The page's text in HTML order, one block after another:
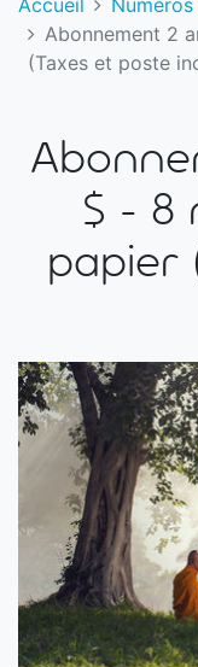
Abonnement 2
(Taxes et poste
$ - 8
papier